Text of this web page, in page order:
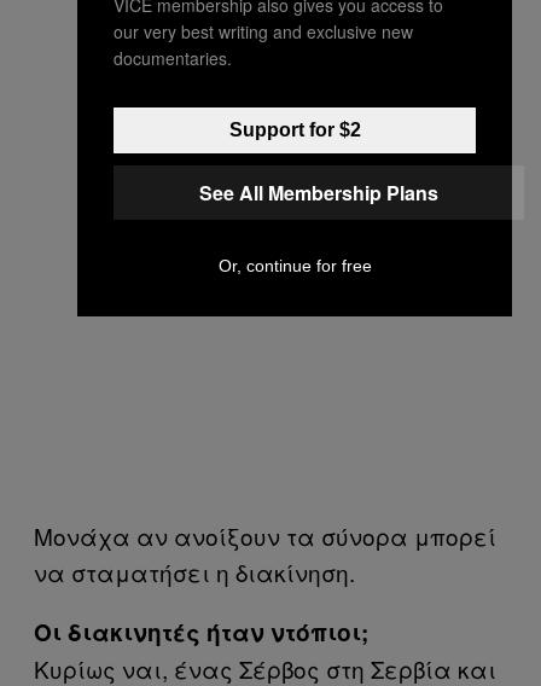
Μονάχα αν ανοίξουν τα σύνορα μπορεί
να σταματήσει η διακίνηση.
Οι διακινητές ήταν ντόπιοι;
Κυρίως ναι, ένας Σέρβος στη Σερβία και
our very best writing and exclusive new
documentaries.
Support for $2
See All Membership Plans
Or, continue for free